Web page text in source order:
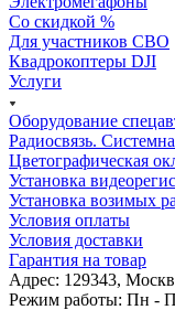
Со скидкой %
Для участников СВО
Квадрокоптеры DJI
Услуги
Оборудование
Радиосвязь.
Цветографическая
Установка
Установка возимых
Условия оплаты
Условия доставки
Гарантия на товар
Адрес: 129343,
Режим работы: Пн -